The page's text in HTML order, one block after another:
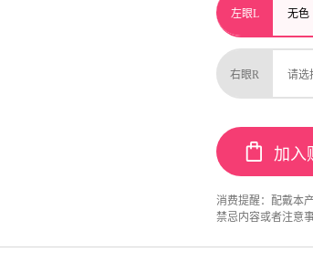
左眼L 无色
右眼R 请选
加入
消费提醒： 配戴本
禁忌内容或者注意